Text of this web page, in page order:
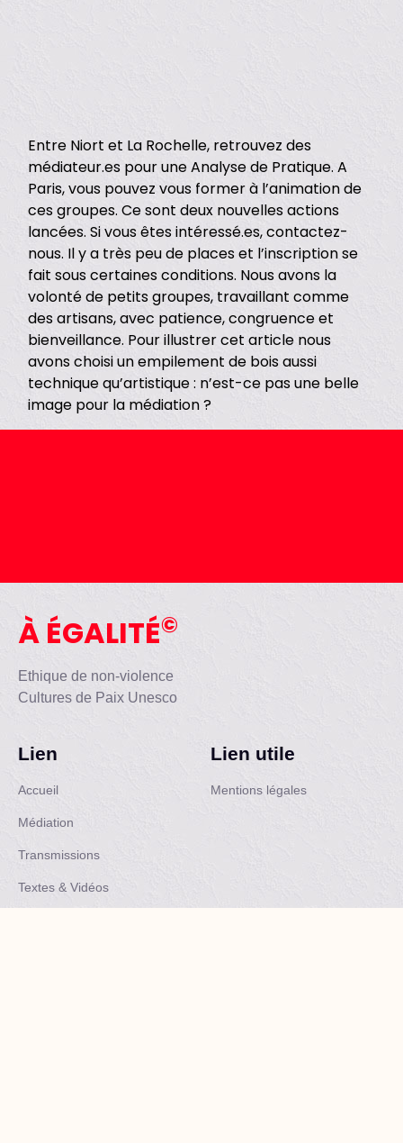
Entre Niort et La Rochelle, retrouvez des
médiateur.es pour une Analyse de Pratique. A
Paris, vous pouvez vous former à l’animation de
ces groupes. Ce sont deux nouvelles actions
lancées. Si vous êtes intéressé.es, contactez-
nous. Il y a très peu de places et l’inscription se
fait sous certaines conditions. Nous avons la
volonté de petits groupes, travaillant comme
des artisans, avec patience, congruence et
bienveillance. Pour illustrer cet article nous
avons choisi un empilement de bois aussi
technique qu’artistique : n’est-ce pas une belle
image pour la médiation ?
À ÉGALITÉ©
Ethique de non-violence
Cultures de Paix Unesco
Lien
Accueil
Médiation
Transmissions
Textes & Vidéos
Lien utile
Mentions légales